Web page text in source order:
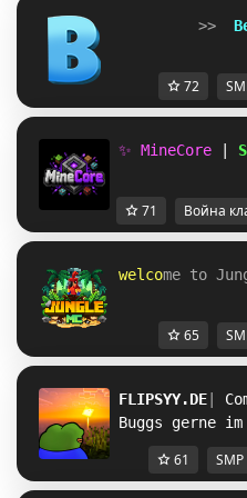
>>
1.21
72
✨ MineCore
71 Война
wel come to Jun
65
FLIPSYY.DE
Buggs gerne
61 SMP